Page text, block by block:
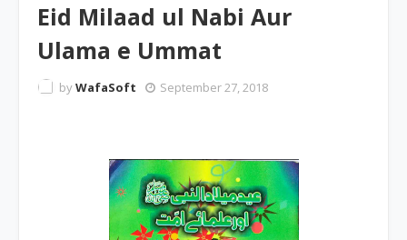
Eid Milaad ul Nabi Aur
Ulama e Ummat
byWafaSoft September 27, 2018